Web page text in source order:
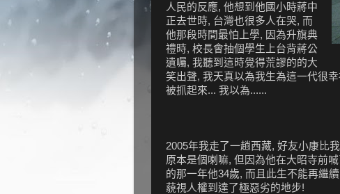
人民的反應, 他想到他國小時蔣中
正去世時, 台灣也很多人在哭, 而
他那段時間最怕上學, 因為升旗典
禮時, 校長會抽個學生上台背蔣公
遺囑, 我聽到這時覺得荒謬的的大
笑出聲, 我天真以為我生為這一代很
被抓起來... 我以為......
2005年我走了一趟西藏, 好友小康比
原本是個喇嘛, 但因為他在大昭寺前
的那一年他34歲, 而且此生不能再繼
藐視人權到達了極惡劣的地步!